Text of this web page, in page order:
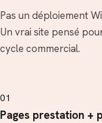
Pas un déploiement
Un vrai site pensé
cycle commercial.
01
Pages prestation +